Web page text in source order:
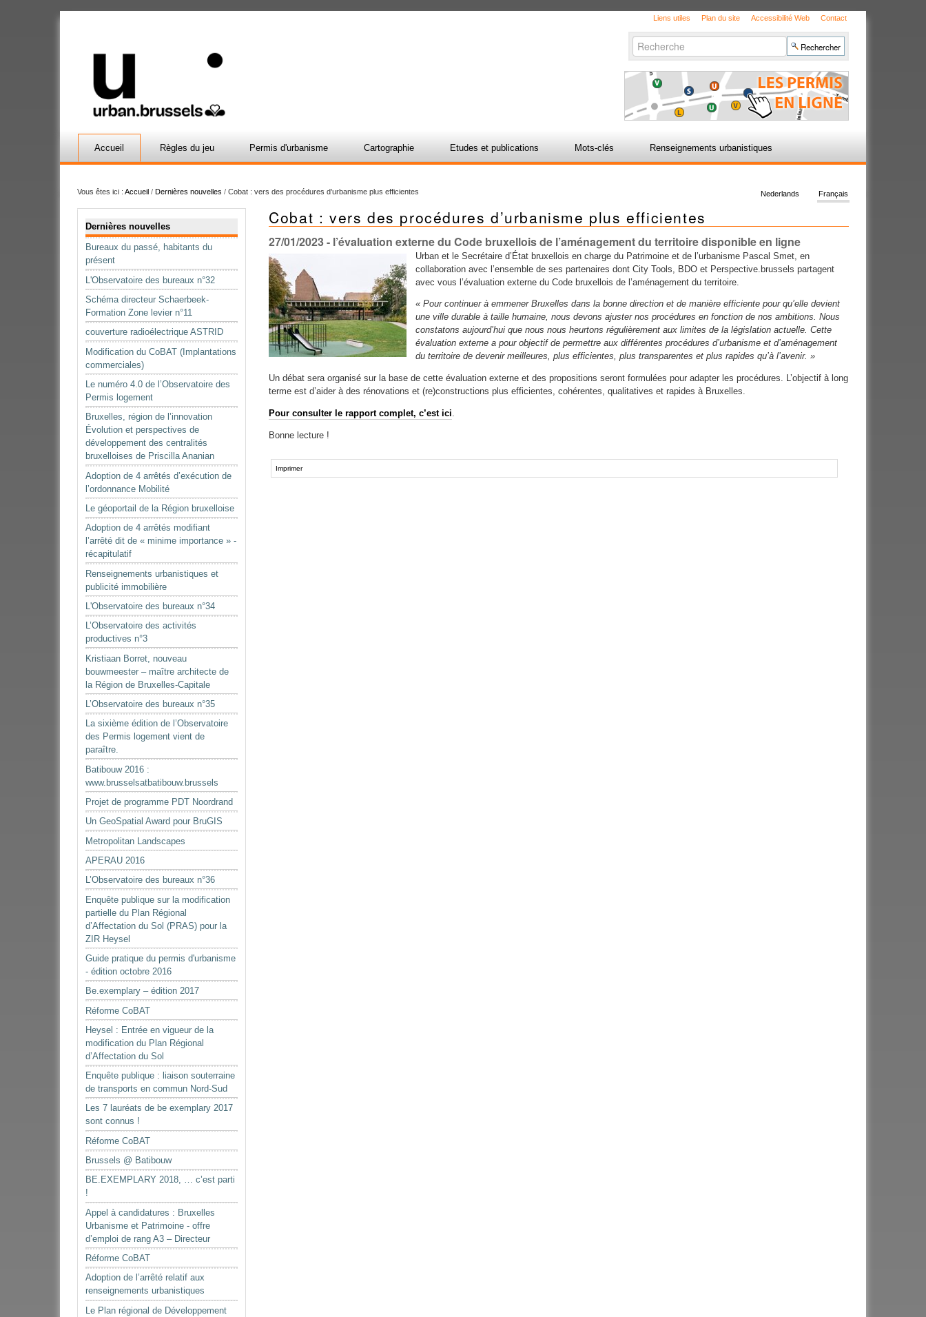
Liens utiles Plan du site Accessibilité Web Contact
Chercher par
avancée…
Accueil Règles du jeu Permis d'urbanisme Cartographie Etudes et publications Mots-clés Renseignements urbanistiques
Vous êtes ici : Accueil / Dernières nouvelles / Cobat : vers des procédures d’urbanisme plus efficientes Français
Nederlands
Dernières nouvelles
Bureaux du passé, habitants du
présent
L'Observatoire des bureaux n°32
Schéma directeur Schaerbeek-
Formation Zone levier n°11
couverture radioélectrique ASTRID
Modification du CoBAT (Implantations
commerciales)
Le numéro 4.0 de l’Observatoire des
Permis logement
Bruxelles, région de l’innovation
Évolution et perspectives de
développement des centralités
bruxelloises de Priscilla Ananian
Adoption de 4 arrêtés d’exécution de
l’ordonnance Mobilité
Le géoportail de la Région bruxelloise
Adoption de 4 arrêtés modifiant
l’arrêté dit de « minime importance » -
récapitulatif
Renseignements urbanistiques et
publicité immobilière
L'Observatoire des bureaux n°34
L’Observatoire des activités
productives n°3
Kristiaan Borret, nouveau
bouwmeester – maître architecte de
la Région de Bruxelles-Capitale
L’Observatoire des bureaux n°35
La sixième édition de l’Observatoire
des Permis logement vient de
paraître.
Batibouw 2016 :
www.brusselsatbatibouw.brussels
Projet de programme PDT Noordrand
Un GeoSpatial Award pour BruGIS
Metropolitan Landscapes
APERAU 2016
L’Observatoire des bureaux n°36
Enquête publique sur la modification
partielle du Plan Régional
d’Affectation du Sol (PRAS) pour la
ZIR Heysel
Guide pratique du permis d'urbanisme
- édition octobre 2016
Be.exemplary – édition 2017
Réforme CoBAT
Heysel : Entrée en vigueur de la
modification du Plan Régional
d’Affectation du Sol
Enquête publique : liaison souterraine
de transports en commun Nord-Sud
Les 7 lauréats de be exemplary 2017
sont connus !
Réforme CoBAT
Brussels @ Batibouw
BE.EXEMPLARY 2018, … c’est parti
!
Appel à candidatures : Bruxelles
Urbanisme et Patrimoine - offre
d’emploi de rang A3 – Directeur
Réforme CoBAT
Adoption de l’arrêté relatif aux
renseignements urbanistiques
Le Plan régional de Développement
Cobat : vers des procédures d’urbanisme plus efficientes
27/01/2023- l’évaluation externe du Code bruxellois de l’aménagement du territoire disponible en ligne
Urban et le Secrétaire d’État bruxellois en charge du Patrimoine et de l’urbanisme Pascal Smet, en
collaboration avec l’ensemble de ses partenaires dont City Tools, BDO et Perspective.brussels partagent
avec vous l’évaluation externe du Code bruxellois de l’aménagement du territoire.
« Pour continuer à emmener Bruxelles dans la bonne direction et de manière efficiente pour qu’elle devient
une ville durable à taille humaine, nous devons ajuster nos procédures en fonction de nos ambitions. Nous
constatons aujourd’hui que nous nous heurtons régulièrement aux limites de la législation actuelle. Cette
évaluation externe a pour objectif de permettre aux différentes procédures d’urbanisme et d’aménagement
du territoire de devenir meilleures, plus efficientes, plus transparentes et plus rapides qu’à l’avenir. »
Un débat sera organisé sur la base de cette évaluation externe et des propositions seront formulées pour adapter les procédures. L’objectif à long
terme est d’aider à des rénovations et (re)constructions plus efficientes, cohérentes, qualitatives et rapides à Bruxelles.
Pour consulter le rapport complet, c’est ici
Bonne lecture !
surImprimer